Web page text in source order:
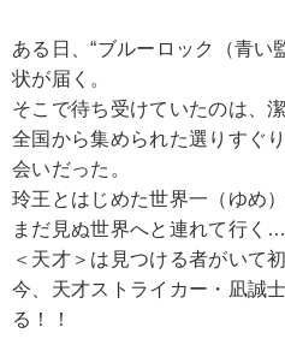
ある日、“ブルーロック（青い
状が届く。
そこで待ち受けていたのは、
全国から集められた選りすぐ
会いだった。
玲王とはじめた世界一（ゆめ
まだ見ぬ世界へと連れて行く…
＜天才＞は見つける者がいて
今、天才ストライカー・凪誠
る！！